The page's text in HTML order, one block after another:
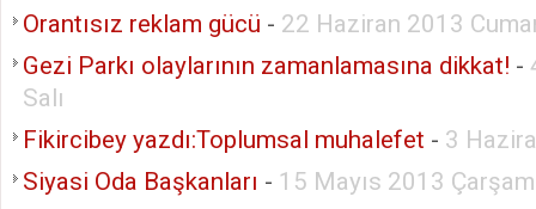
Orantısız reklam gücü - 22 Haziran 2013
Gezi Parkı olaylarının zamanlamasına dikkat! -
Salı
Fikircibey yazdı:Toplumsal muhalefet - 3
Siyasi Oda Başkanları - 15 Mayıs 2013